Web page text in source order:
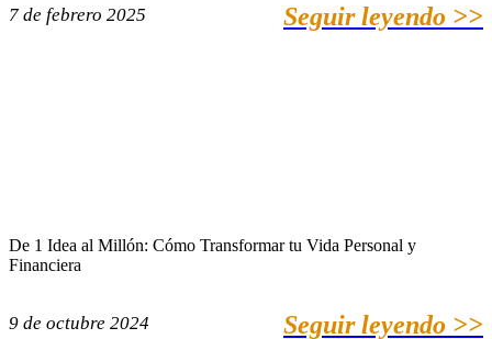
7 de febrero 2025 Seguir leyendo >>
De 1 Idea al Millón: Cómo Transformar tu Vida Personal y
Financiera
9 de octubre 2024 Seguir leyendo >>